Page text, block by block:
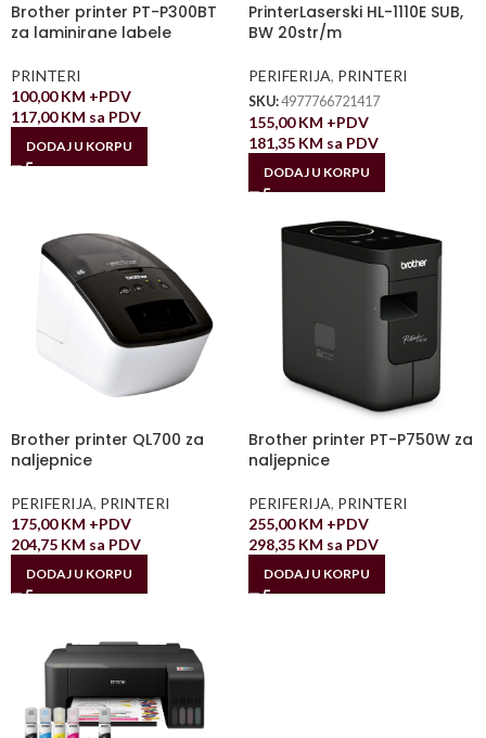
Brother printer PT-P300BT
za laminirane labele
PRINTERI
100,00KM +PDV
117,00KM sa PDV
DODAJ U KORPU
PrinterLaserski HL-1110E SUB,
BW 20str/m
PERIFERIJA, PRINTERI
SKU:4977766721417
155,00KM +PDV
181,35 KM sa PDV
DODAJ U KORPU
Brother printer QL700 za
naljepnice
PERIFERIJA, PRINTERI
175,00KM +PDV
204,75 KM sa PDV
DODAJ U KORPU
Brother printer PT-P750W za
naljepnice
PERIFERIJA, PRINTERI
255,00KM +PDV
298,35 KM sa PDV
DODAJ U KORPU